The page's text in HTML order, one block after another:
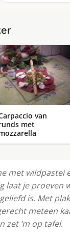
van
met
met wildpastei
laat je proeven
is. Met
meteen
zet ‘m op tafel.